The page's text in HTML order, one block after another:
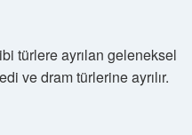
türlere ayrılan geleneksel
ve dram türlerine ayrılır.